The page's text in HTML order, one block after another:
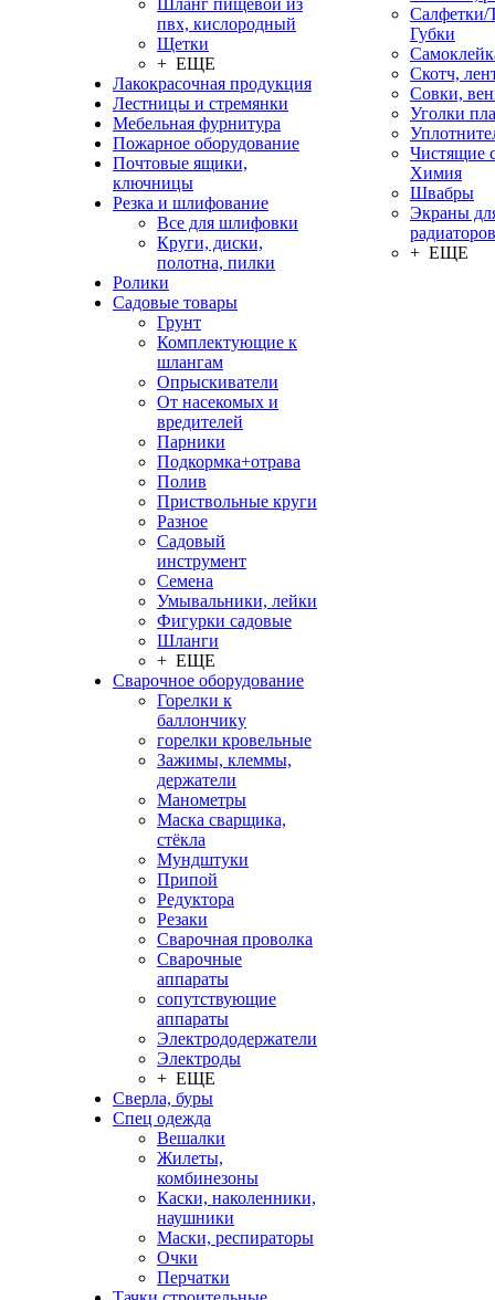
Шланг пищевой из
пвх, кислородный
Щетки
+ ЕЩЕ
Лакокрасочная продукция
Лестницы и стремянки
Мебельная фурнитура
Пожарное оборудование
Почтовые ящики,
ключницы
Резка и шлифование
Все для шлифовки
Круги, диски,
полотна, пилки
Ролики
Садовые товары
Грунт
Комплектующие к
шлангам
Опрыскиватели
От насекомых и
вредителей
Парники
Подкормка+отрава
Полив
Приствольные круги
Разное
Садовый
инструмент
Семена
Умывальники, лейки
Фигурки садовые
Шланги
+ ЕЩЕ
Сварочное оборудование
Горелки к
баллончику
горелки кровельные
Зажимы, клеммы,
держатели
Манометры
Маска сварщика,
стёкла
Мундштуки
Припой
Редуктора
Резаки
Сварочная проволка
Сварочные
аппараты
сопутствующие
аппараты
Электрододержатели
Электроды
+ ЕЩЕ
Сверла, буры
Спец одежда
Вешалки
Жилеты,
комбинезоны
Каски, наколенники,
наушники
Маски, респираторы
Очки
Перчатки
Салфетки/
Губки
Скотч,
Совки,
Уголки
Чистящие
Химия
Швабры
Экраны
радиаторов
+ ЕЩЕ